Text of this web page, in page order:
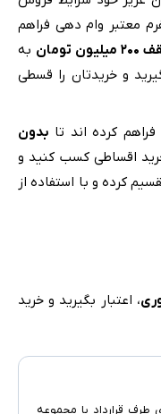
معتبر وام دهی فراهم
تومان
به‌
و خریدتان را قسطی
کرده اند تا بدون
خرید اقساطی کسب کنید و
در بازه های ۴ تا ۲۴ ماه تقسیم کرده و با استفاده از
، اعتبار بگیرید و خرید
طرف قرارداد با مجموعه